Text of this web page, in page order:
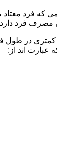
که فرد
فرد
در طول
عبارت اند از: